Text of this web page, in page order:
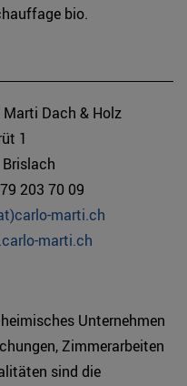
bio.
Marti Dach & Holz
1
203 70 09
marti.ch
marti.ch
Unternehmen
Zimmerarbeiten
sind die